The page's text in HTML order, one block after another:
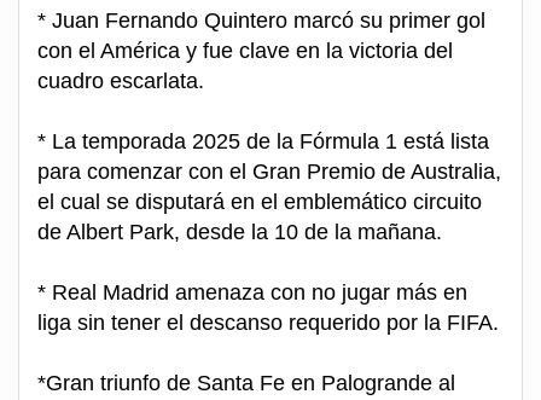
* Juan Fernando Quintero marcó su primer gol
con el América y fue clave en la victoria del
cuadro escarlata.
* La temporada 2025 de la Fórmula 1 está lista
para comenzar con el Gran Premio de Australia,
el cual se disputará en el emblemático circuito
de Albert Park, desde la 10 de la mañana.
* Real Madrid amenaza con no jugar más en
liga sin tener el descanso requerido por la FIFA.
*Gran triunfo de Santa Fe en Palogrande al